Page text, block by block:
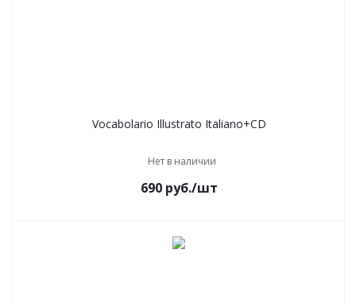
Vocabolario Illustrato Italiano+CD
Нет в наличии
690руб./шт